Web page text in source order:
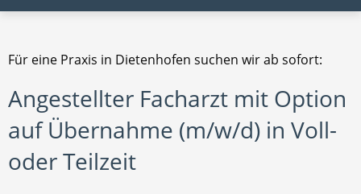
Für eine Praxis in Dietenhofen suchen wir ab sofort:
Angestellter Facharzt mit Option
auf Übernahme (m/w/d) in Voll-
oder Teilzeit